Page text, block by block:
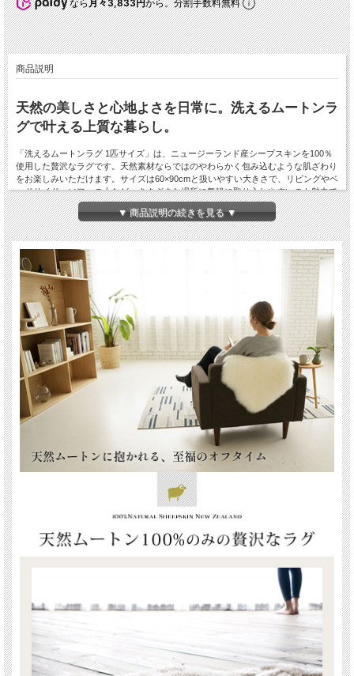
なら月々3,833円から。分割手数料無料
商品説明
天然の美しさと心地よさを日常に。洗えるムートンラ
グで叶える上質な暮らし。
「洗えるムートンラグ 1匹サイズ」は、ニュージーランド産シープスキンを100％
使用した贅沢なラグです。天然素材ならではのやわらかく包み込むような肌ざわり
をお楽しみいただけます。サイズは60×90cmと扱いやすい大きさで、リビングやベ
ッドサイド、ソファの上など、さまざまな場所に気軽に取り入れやすいのも魅力で
す。
毛足はふんわりとした長毛タイプ。たっぷりとした毛並みが生み出すボリューム感
は、見た目にも高級感を添え、お部屋を一段と洗練された空間に演出します。天然
のシープスキンラグは、冬は暖かく夏はさらりと快適に過ごせる調湿機能を備えて
おり、一年を通して快適にご使用いただけます。さらに本製品は洗える仕様となっ
ているため、清潔に保ちながら長くご愛用いただけるのも安心できるポイントで
カラーバリエーションは、シックで重厚感のあるダークブラウン、落ち着いた雰囲
気のグレー、やわらかな印象を与えるサンドベージュ、インテリアのアクセントに
なるシナモン、清潔感あふれるホワイトの5色をご用意しました。お部屋のテイス
トやお好みに合わせてお選びいただける豊富なラインナップは、ナチュラルなイン
テリアからモダンな空間まで幅広く調和します。
「洗えるムートンラグ 1匹サイズ」は、見た目の美しさだけでなく、日常の快適さ
や清潔さを叶える機能性も兼ね備えています。天然素材ならではの上質な質感と心
地よさを、ぜひご自宅で体感してください。
ムートンラグ 1匹サイズ 長毛 シープスキン ムートンマット 天然 ニュージーラン
ド 椅子 ソファ 洗える 北欧 もこもこ 暖かい
サイズ：約90(長さ）× 60(幅）cm
素材：ニュージーラン産羊皮シープスキン100%
▼ 商品説明の続きを見る ▼